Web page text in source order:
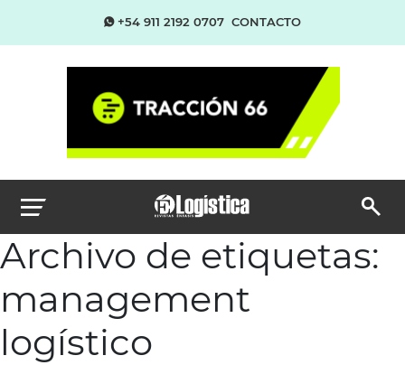
+54 911 2192 0707 CONTACTO
Archivo de etiquetas:
management
logístico